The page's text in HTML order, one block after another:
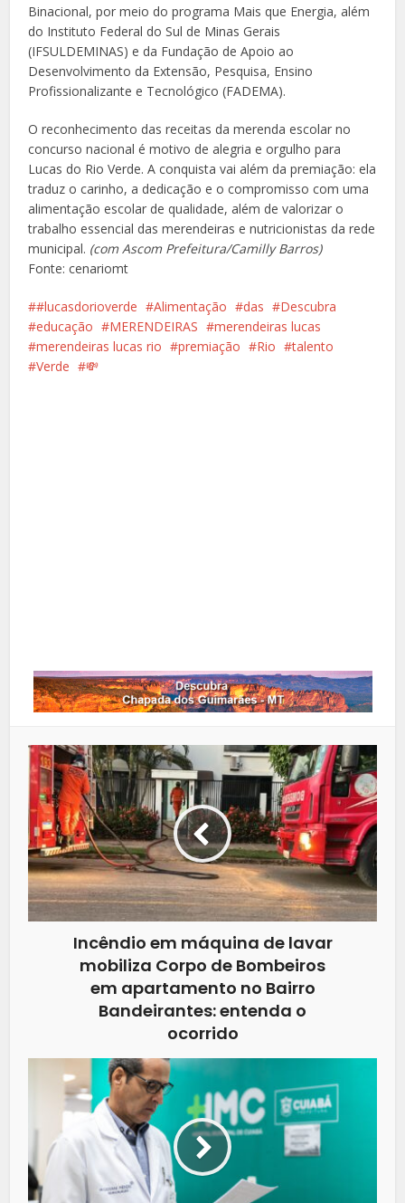
Binacional, por meio do programa Mais que Energia, além
do Instituto Federal do Sul de Minas Gerais
(IFSULDEMINAS) e da Fundação de Apoio ao
Desenvolvimento da Extensão, Pesquisa, Ensino
Profissionalizante e Tecnológico (FADEMA).
O reconhecimento das receitas da merenda escolar no
concurso nacional é motivo de alegria e orgulho para
Lucas do Rio Verde. A conquista vai além da premiação: ela
traduz o carinho, a dedicação e o compromisso com uma
alimentação escolar de qualidade, além de valorizar o
trabalho essencial das merendeiras e nutricionistas da rede
municipal. (com Ascom Prefeitura/Camilly Barros)
Fonte: cenariomt
#lucasdorioverde Alimentação das
Descubra
educação
MERENDEIRAS
merendeiras lucas
merendeiras lucas rio
premiação Rio
talento
Verde
💸
Incêndio em máquina de lavar
mobiliza Corpo de Bombeiros
em apartamento no Bairro
Bandeirantes: entenda o
ocorrido